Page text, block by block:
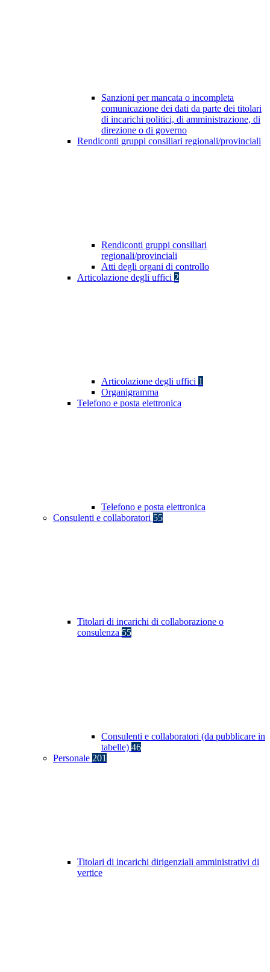
Sanzioni per mancata o incompleta
comunicazione dei dati da parte dei titolari
di incarichi politici, di amministrazione, di
direzione o di governo
Rendiconti gruppi consiliari regionali/provinciali
Rendiconti gruppi consiliari
regionali/provinciali
Atti degli organi di controllo
Articolazione degli uffici 2
Articolazione degli uffici 1
Organigramma
Telefono e posta elettronica
Telefono e posta elettronica
Consulenti e collaboratori 55
Titolari di incarichi di collaborazione o
consulenza 55
Consulenti e collaboratori (da pubblicare in
tabelle) 46
Personale 201
Titolari di incarichi dirigenziali amministrativi di
vertice